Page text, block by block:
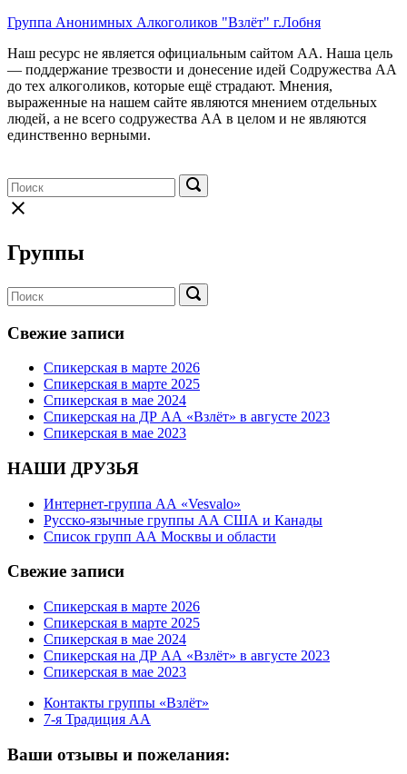
Перейти
содержимому
Группа Анонимных Алкоголиков "Взлёт" г.Лобня
Наш ресурс не является официальным сайтом АА. Наша цель
— поддержание трезвости и донесение идей Содружества АА
до тех алкоголиков, которые ещё страдают. Мнения,
выраженные на нашем сайте являются мнением отдельных
людей, а не всего содружества АА в целом и не являются
единственно верными.
Меню
Поиск:
Поиск: Поиск
Закрыть
Группы
Поиск: Поиск
Свежие записи
Спикерская в марте 2026
Спикерская в марте 2025
Спикерская в мае 2024
Спикерская на ДР АА «Взлёт» в августе 2023
Спикерская в мае 2023
НАШИ ДРУЗЬЯ
Интернет-группа АА «Vesvalo»
Русско-язычные группы АА США и Канады
Список групп АА Москвы и области
Свежие записи
Спикерская в марте 2026
Спикерская в марте 2025
Спикерская в мае 2024
Спикерская на ДР АА «Взлёт» в августе 2023
Спикерская в мае 2023
Контакты группы «Взлёт»
7-я Традиция АА
Ваши отзывы и пожелания: